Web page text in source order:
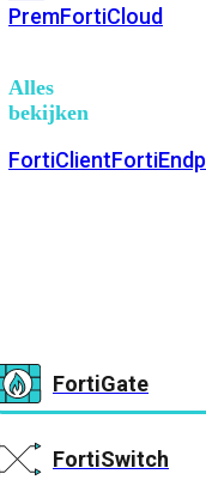
PremFortiCloud
Alles
bekijken
FortiClient
FortiGate
FortiSwitch